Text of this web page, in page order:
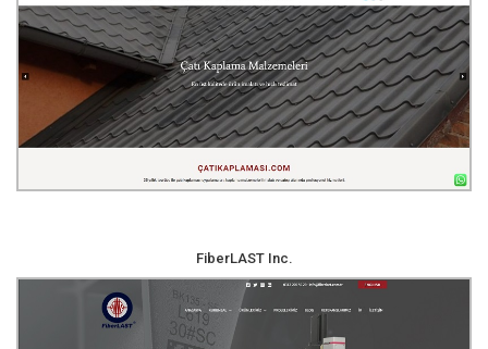
FiberLAST Inc.